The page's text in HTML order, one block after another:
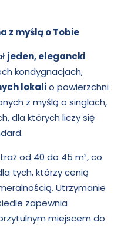
z myślą o Tobie
jeden, elegancki
kondygnacjach,
lokalio powierzchni
z myślą o singlach,
dla których liczy się
od 40 do 45 m², co
tych, którzy cenią
Utrzymanie
zapewnia
miejscem do